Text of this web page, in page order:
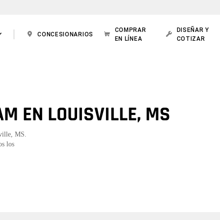
CONCESIONARIOS
COMPRAR
EN LÍNEA
DISEÑAR Y
COTIZAR
EN LOUISVILLE, MS
MS.
los